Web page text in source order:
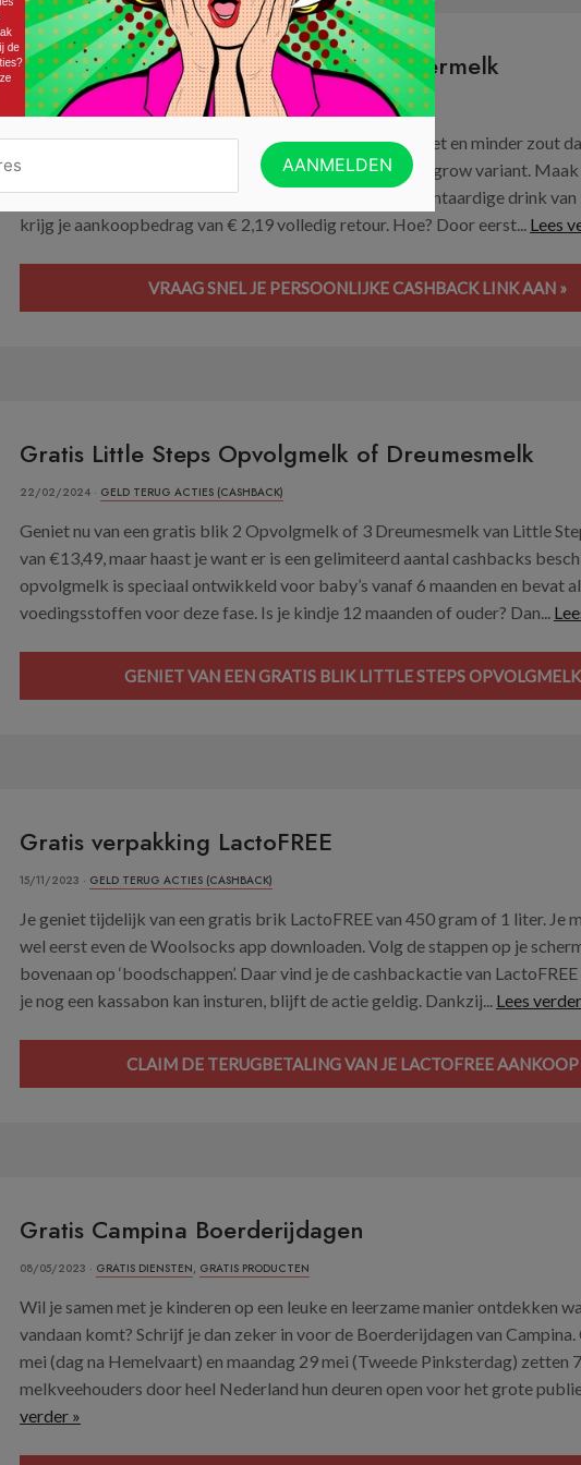
Gratis Little Steps Plantygrow of Peutermelk
24/02/2024 · GELD TERUG ACTIES (CASHBACK)
De Little Steps Dreumes- en Peutermelk bevat minder vet en minder zout
Daarnaast heb je deze nu ook in een plantaardige Plantygrow variant. Maak
keuze uit de Dreumes- of Peutermelk of Plantygrow plantaardige drink van
krijg je aankoopbedrag van € 2,19 volledig retour. Hoe? Door eerst... Lees
VRAAG SNEL JE PERSOONLIJKE CASHBACK LINK AAN »
Gratis Little Steps Opvolgmelk of Dreumesmelk
22/02/2024 · GELD TERUG ACTIES (CASHBACK)
Geniet nu van een gratis blik 2 Opvolgmelk of 3 Dreumesmelk van Little
van €13,49, maar haast je want er is een gelimiteerd aantal cashbacks
opvolgmelk is speciaal ontwikkeld voor baby’s vanaf 6 maanden en bevat
voedingsstoffen voor deze fase. Is je kindje 12 maanden of ouder? Dan...
GENIET VAN EEN GRATIS BLIK LITTLE STEPS
Gratis verpakking LactoFREE
15/11/2023 · GELD TERUG ACTIES (CASHBACK)
Je geniet tijdelijk van een gratis brik LactoFREE van 450 gram of 1 liter. Je
wel eerst even de Woolsocks app downloaden. Volg de stappen op je
bovenaan op ‘boodschappen’. Daar vind je de cashbackactie van
je nog een kassabon kan insturen, blijft de actie geldig. Dankzij... Lees
CLAIM DE TERUGBETALING VAN JE LACTOFREE AANKOOP
Gratis Campina Boerderijdagen
08/05/2023 · GRATIS DIENSTEN, GRATIS PRODUCTEN
Wil je samen met je kinderen op een leuke en leerzame manier ontdekken
vandaan komt? Schrijf je dan zeker in voor de Boerderijdagen van
mei (dag na Hemelvaart) en maandag 29 mei (Tweede Pinksterdag) zetten
melkveehouders door heel Nederland hun deuren open voor het grote
verder »